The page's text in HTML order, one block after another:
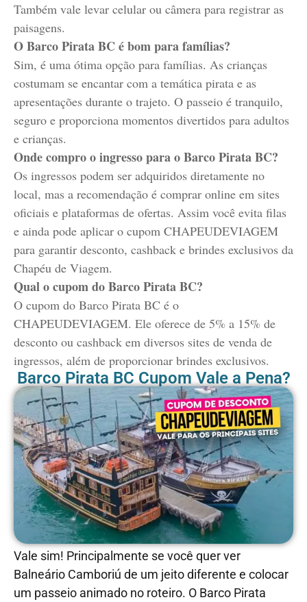
Também vale levar celular ou câmera para registrar as
paisagens.
O Barco Pirata BC é bom para famílias?
Sim, é uma ótima opção para famílias. As crianças
costumam se encantar com a temática pirata e as
apresentações durante o trajeto. O passeio é tranquilo,
seguro e proporciona momentos divertidos para adultos
e crianças.
Onde compro o ingresso para o Barco Pirata BC?
Os ingressos podem ser adquiridos diretamente no
local, mas a recomendação é comprar online em sites
oficiais e plataformas de ofertas. Assim você evita filas
e ainda pode aplicar o cupom CHAPEUDEVIAGEM
para garantir desconto, cashback e brindes exclusivos da
Chapéu de Viagem.
Qual o cupom do Barco Pirata BC?
O cupom do Barco Pirata BC é o
CHAPEUDEVIAGEM. Ele oferece de 5% a 15% de
desconto ou cashback em diversos sites de venda de
ingressos, além de proporcionar brindes exclusivos.
Barco Pirata BC Cupom Vale a Pena?
Vale sim! Principalmente se você quer ver
Balneário Camboriú de um jeito diferente e colocar
um passeio animado no roteiro. O Barco Pirata